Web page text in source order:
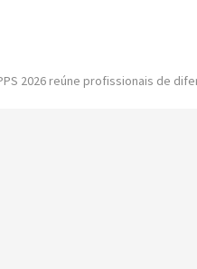
2026 reúne profissionais de